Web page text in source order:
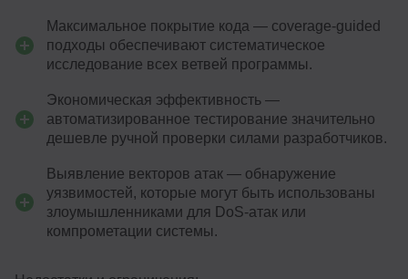
Максимальное покрытие кода — coverage-guided
подходы обеспечивают систематическое
исследование всех ветвей программы.
Экономическая эффективность —
автоматизированное тестирование значительно
дешевле ручной проверки силами разработчиков.
Выявление векторов атак — обнаружение
уязвимостей, которые могут быть использованы
злоумышленниками для DoS-атак или
компрометации системы.